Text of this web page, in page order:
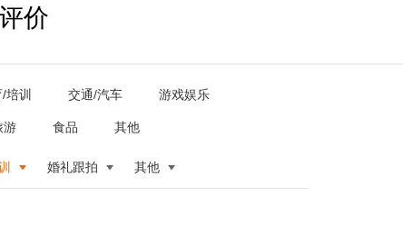
价
培训 交通/汽车 游戏娱乐
游 食品 其他
婚礼跟拍 其他